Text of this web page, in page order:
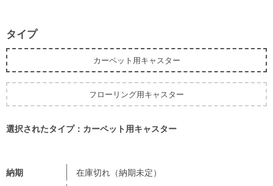
納期
在庫切れ（納期未定）
タイプ
カーペット用キャスター
フローリング用キャスター
選択されたタイプ：カーペット用キャスター